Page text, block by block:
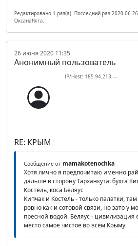
Редактировано 1 раз(а). Последний раз 2020-06-
ОксанаЯлта.
26 июня 2020 11:35
Анонимный пользователь
IP/Host: 185.94.213.---
RE: КРЫМ
Сообщение от mamakotenochka
Хотя лично я предпочитаю именно
дальше в сторону Тарханкута: бухта
Костель, коса Беляус
Кипчак и Костель - только палатки,
ровно как и сотовой связи, но зато у
пресной водой. Беляус - цивилизация
место самое чистое во всем Крыму